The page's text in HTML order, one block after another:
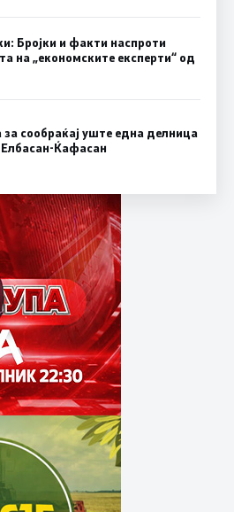
Бројки и факти наспроти
на „економските експерти“ од
за сообраќај уште една делница
Ќафасан